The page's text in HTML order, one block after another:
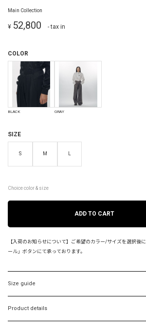
Main Collection
¥ 52,800 - tax in
COLOR
BLACK GRAY
SIZE
S M L
Choice color & size
【入荷のお知らせについて】ご希望のカラー/サイズを選択後
ール」ボタンにて承っております。
Size guide
Product details